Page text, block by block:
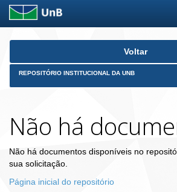
Skip
Voltar
REPOSITÓRIO INSTITUCIONAL DA UNB
Não há
Não há documentos disponíveis no
sua solicitação.
Página inicial do repositório